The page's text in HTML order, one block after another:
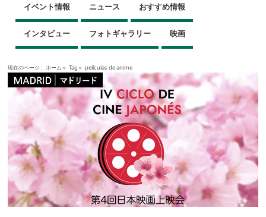
イベント情報 ニュース おすすめ情報
インタビュー フォトギャラリー 映画
現在のページ : ホーム » Tag » películas de anime